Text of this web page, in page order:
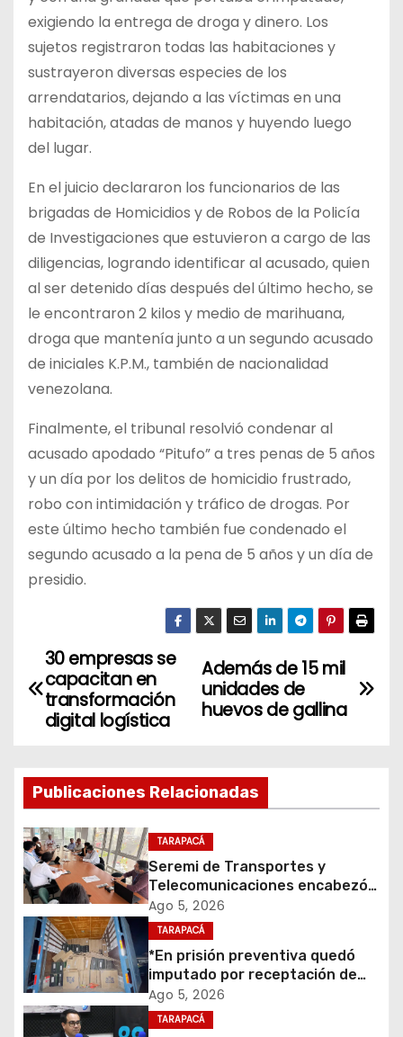
exigiendo la entrega de droga y dinero. Los
sujetos registraron todas las habitaciones y
sustrayeron diversas especies de los
arrendatarios, dejando a las víctimas en una
habitación, atadas de manos y huyendo luego
del lugar.
En el juicio declararon los funcionarios de las
brigadas de Homicidios y de Robos de la Policía
de Investigaciones que estuvieron a cargo de las
diligencias, logrando identificar al acusado, quien
al ser detenido días después del último hecho, se
le encontraron 2 kilos y medio de marihuana,
droga que mantenía junto a un segundo acusado
de iniciales K.P.M., también de nacionalidad
venezolana.
Finalmente, el tribunal resolvió condenar al
acusado apodado “Pitufo” a tres penas de 5 años
y un día por los delitos de homicidio frustrado,
robo con intimidación y tráfico de drogas. Por
este último hecho también fue condenado el
segundo acusado a la pena de 5 años y un día de
presidio.
N
a
e
g
a
c
i
ó
n
Además de 15 mil
unidades de
huevos de gallina
30 empresas se
capacitan en
transformación
digital logística
Publicaciones Relacionadas
TARAPACÁ
Seremi de Transportes y
Telecomunicaciones encabezó
primera mesa de coordinación
para el retiro de cables en
desuso en Iquique
Ago 5, 2026
TARAPACÁ
*En prisión preventiva quedó
imputado por receptación de
cigarrillos avaluados en $1.600
millones*
Ago 5, 2026
TARAPACÁ